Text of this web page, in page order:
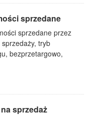
sprzedane
sprzedane przez
tryb
bezprzetargowo,
sprzedaż